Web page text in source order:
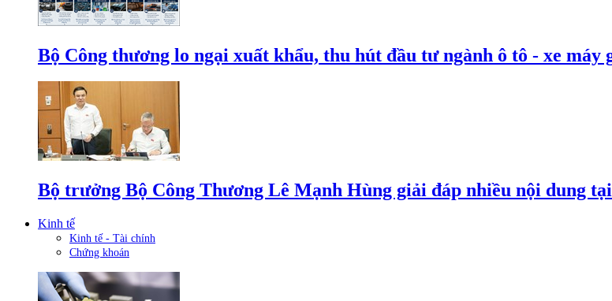
Bộ Công thương lo ngại xuất khẩu, thu hút đầu tư ngành ô tô - xe máy
Bộ trưởng Bộ Công Thương Lê Mạnh Hùng giải đáp nhiều nội dung
Kinh tế
Kinh tế - Tài chính
Chứng khoán